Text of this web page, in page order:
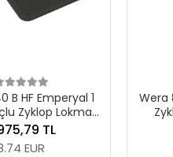
8740 B HF Altıgen Uçlu
Lokma Bits, 3/8"
Tutma Fonksiyonlu,
5/16" x 100 mm
851,71 TL
15.50 EUR